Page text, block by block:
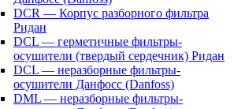
DCR — Корпус разборного фильтра
Ридан
DCL — герметичные фильтры-
осушители (твердый сердечник) Ридан
DCL — неразборные фильтры-
осушители Данфосс (Danfoss)
DML — неразборные фильтры-